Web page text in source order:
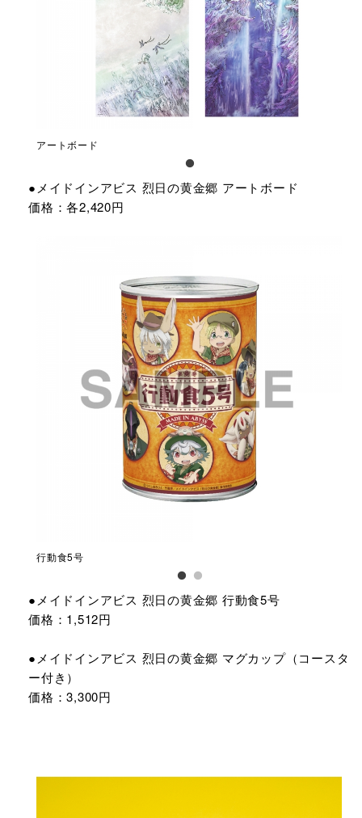
アートボード
●メイドインアビス 烈日の黄金郷 アートボード
価格：各2,420円
行動食5号
●メイドインアビス 烈日の黄金郷 行動食5号
価格：1,512円
●メイドインアビス 烈日の黄金郷 マグカップ（コースタ
ー付き）
価格：3,300円